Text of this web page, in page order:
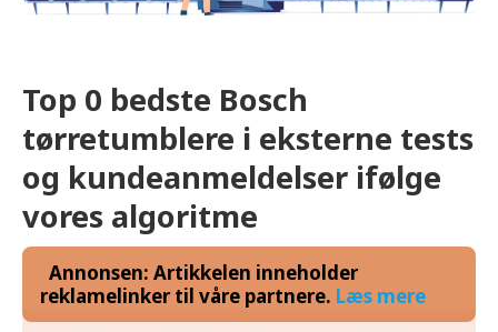
Top 0 bedste Bosch
tørretumblere i eksterne tests
og kundeanmeldelser ifølge
vores algoritme
Annonsen: Artikkelen inneholder
reklamelinker til våre partnere. Læs mere